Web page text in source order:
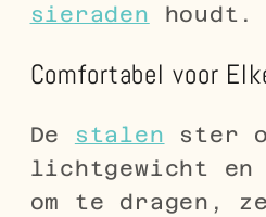
sieraden houdt.
Comfortabel voor
De stalen ster
lichtgewicht en
om te dragen,